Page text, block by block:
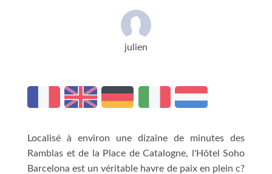
julien
Localisé à environ une dizaine de minutes des
Ramblas et de la Place de Catalogne, l'Hôtel Soho
Barcelona est un véritable havre de paix en plein c?